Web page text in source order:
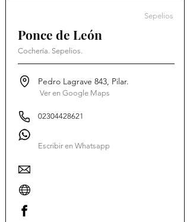
Sepelios
Ponce de León
Cochería. Sepelios.
Pedro Lagrave 843, Pilar.
Ver en Google Maps
02304428621
Escribir en Whatsapp